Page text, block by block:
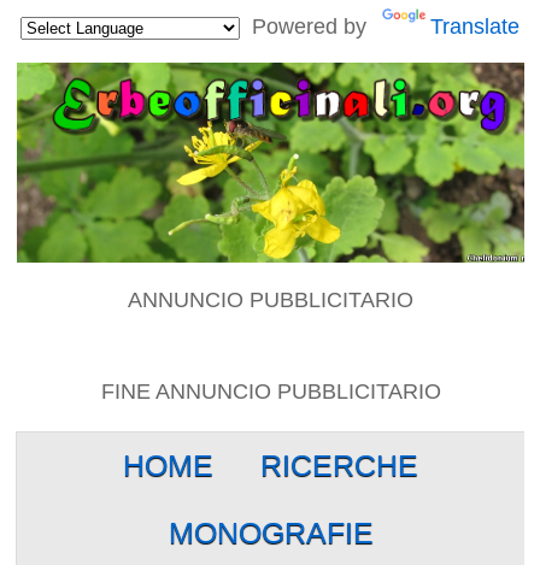
Powered by Translate
ANNUNCIO PUBBLICITARIO
FINE ANNUNCIO PUBBLICITARIO
HOME RICERCHE
MONOGRAFIE